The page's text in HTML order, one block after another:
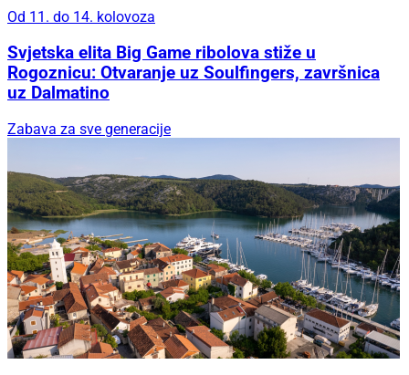
Od 11. do 14. kolovoza
Svjetska elita Big Game ribolova stiže u
Rogoznicu: Otvaranje uz Soulfingers, završnica
uz Dalmatino
Zabava za sve generacije